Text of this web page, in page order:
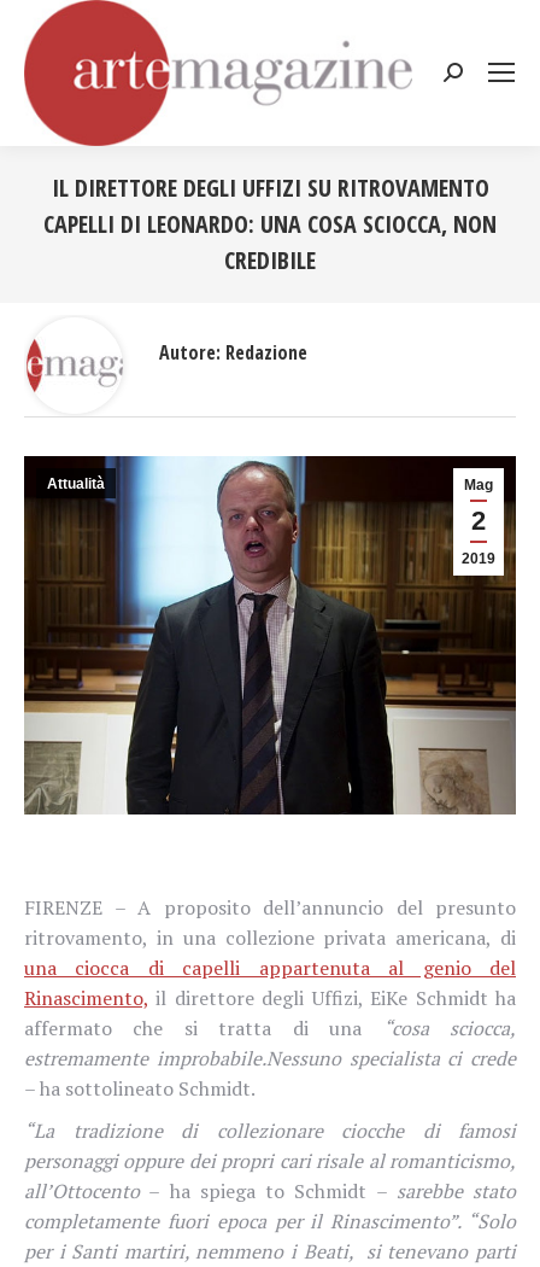
Cerca:
IL DIRETTORE DEGLI UFFIZI SU RITROVAMENTO
CAPELLI DI LEONARDO: UNA COSA SCIOCCA, NON
CREDIBILE
Mag
2
2019
Attualità
FIRENZE – A proposito dell’annuncio del presunto
ritrovamento, in una collezione privata americana, di
una ciocca di capelli appartenuta al genio del
Rinascimento, il direttore degli Uffizi, EiKe Schmidt ha
affermato che si tratta di una
“cosa sciocca,
estremamente improbabile.Nessuno specialista ci crede
– ha sottolineato Schmidt.
“La tradizione di collezionare ciocche di famosi
personaggioppure dei propri cari risale al romanticismo,
all’Ottocento– ha spiega to Schmidt – sarebbe stato
completamente fuori epoca per il Rinascimento”. “Solo
per i Santi martiri, nemmeno i Beati, si tenevano parti
Autore: Redazione